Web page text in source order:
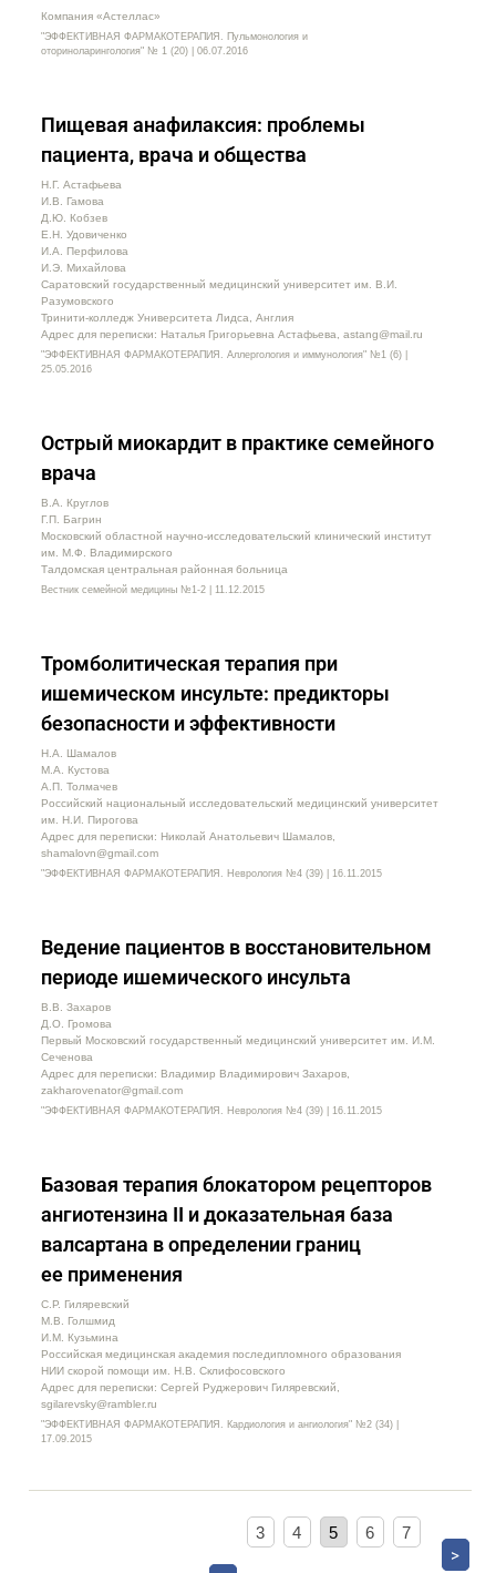
Компания «Астеллас»
"ЭФФЕКТИВНАЯ ФАРМАКОТЕРАПИЯ. Пульмонология и
оториноларингология" № 1 (20) | 06.07.2016
Пищевая анафилаксия: проблемы
пациента, врача и общества
Н.Г. Астафьева
И.В. Гамова
Д.Ю. Кобзев
Е.Н. Удовиченко
И.А. Перфилова
И.Э. Михайлова
Саратовский государственный медицинский университет им. В.И.
Разумовского
Тринити-колледж Университета Лидса, Англия
Адрес для переписки: Наталья Григорьевна Астафьева, astang@mail.ru
"ЭФФЕКТИВНАЯ ФАРМАКОТЕРАПИЯ. Аллергология и иммунология" №1 (6) |
25.05.2016
Острый миокардит в практике семейного
врача
В.А. Круглов
Г.П. Багрин
Московский областной научно-исследовательский клинический институт
им. М.Ф. Владимирского
Талдомская центральная районная больница
Вестник семейной медицины №1-2 | 11.12.2015
Тромболитическая терапия при
ишемическом инсульте: предикторы
безопасности и эффективности
Н.А. Шамалов
М.А. Кустова
А.П. Толмачев
Российский национальный исследовательский медицинский университет
им. Н.И. Пирогова
Адрес для переписки: Николай Анатольевич Шамалов,
shamalovn@gmail.com
"ЭФФЕКТИВНАЯ ФАРМАКОТЕРАПИЯ. Неврология №4 (39) | 16.11.2015
Ведение пациентов в восстановительном
периоде ишемического инсульта
В.В. Захаров
Д.О. Громова
Первый Московский государственный медицинский университет им. И.М.
Сеченова
Адрес для переписки: Владимир Владимирович Захаров,
zakharovenator@gmail.com
"ЭФФЕКТИВНАЯ ФАРМАКОТЕРАПИЯ. Неврология №4 (39) | 16.11.2015
Базовая терапия блокатором рецепторов
ангиотензина II и доказательная база
валсартана в определении границ
ее применения
С.Р. Гиляревский
М.В. Голшмид
И.М. Кузьмина
Российская медицинская академия последипломного образования
НИИ скорой помощи им. Н.В. Склифосовского
Адрес для переписки: Сергей Руджерович Гиляревский,
sgilarevsky@rambler.ru
"ЭФФЕКТИВНАЯ ФАРМАКОТЕРАПИЯ. Кардиология и ангиология" №2 (34) |
17.09.2015
3 4 5 6 7
>